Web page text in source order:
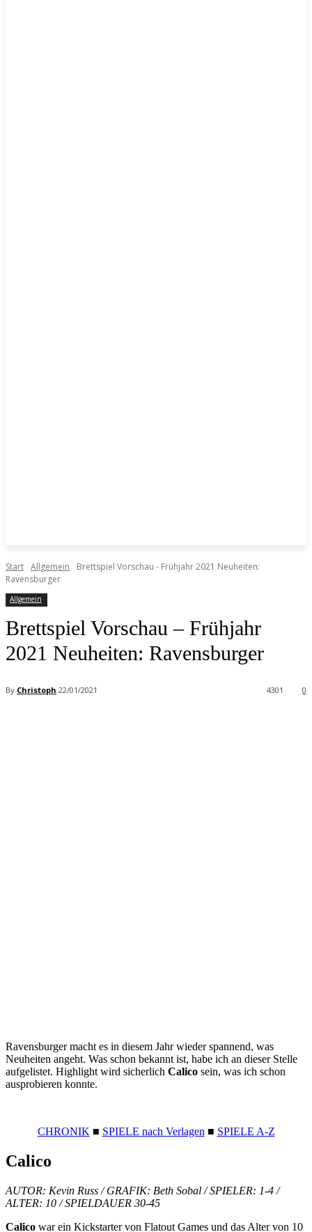
Start Allgemein
Brettspiel Vorschau - Frühjahr 2021 Neuheiten:
Ravensburger
Allgemein
Brettspiel Vorschau – Frühjahr
2021 Neuheiten: Ravensburger
By Christoph 22/01/2021 0
4301
Ravensburger macht es in diesem Jahr wieder spannend, was
Neuheiten angeht. Was schon bekannt ist, habe ich an dieser Stelle
aufgelistet. Highlight wird sicherlich Calico sein, was ich schon
ausprobieren konnte.
CHRONIK ■ SPIELE nach Verlagen ■ SPIELE A-Z
Calico
AUTOR: Kevin Russ / GRAFIK: Beth Sobal / SPIELER: 1-4 /
ALTER: 10 / SPIELDAUER 30-45
Calico war ein Kickstarter von Flatout Games und das Alter von 10